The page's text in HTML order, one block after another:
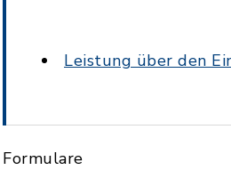
Leistung über den
Formulare